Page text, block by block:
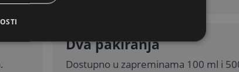
Dva pakiranja
Dostupno u zapreminama 100 ml i